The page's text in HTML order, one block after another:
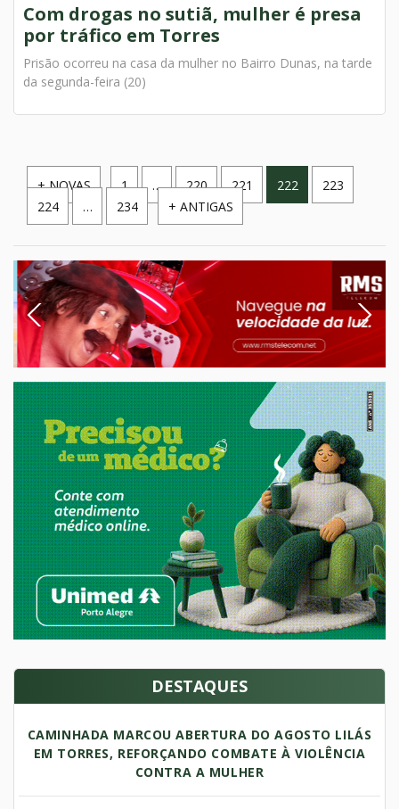
Com drogas no sutiã, mulher é presa
por tráfico em Torres
Prisão ocorreu na casa da mulher no Bairro Dunas, na tarde
da segunda-feira (20)
Paginação
de
posts
+ NOVAS 1 … 220 221 222
223
224
… 234 + ANTIGAS
Previous Next
DESTAQUES
CAMINHADA MARCOU ABERTURA DO AGOSTO LILÁS
EM TORRES, REFORÇANDO COMBATE À VIOLÊNCIA
CONTRA A MULHER